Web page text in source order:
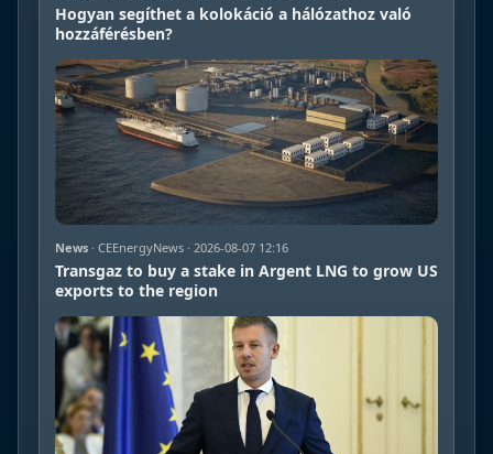
Hogyan segíthet a kolokáció a hálózathoz való
hozzáférésben?
News · CEEnergyNews · 2026-08-07 12:16
Transgaz to buy a stake in Argent LNG to grow US
exports to the region